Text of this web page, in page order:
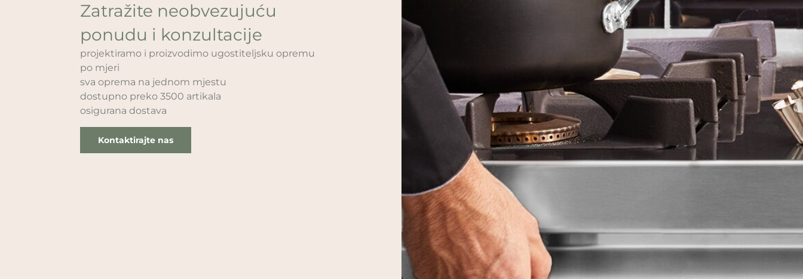
Zatražite neobvezujuću
ponudu i konzultacije
projektiramo i proizvodimo ugostiteljsku opremu
po mjeri
sva oprema na jednom mjestu
dostupno preko 3500 artikala
osigurana dostava
Kontaktirajte nas